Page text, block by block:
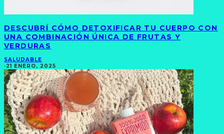
DESCUBRÍ CÓMO DETOXIFICAR TU CUERPO CON
UNA COMBINACIÓN ÚNICA DE FRUTAS Y
VERDURAS
SALUDABLE
·21 ENERO, 2025